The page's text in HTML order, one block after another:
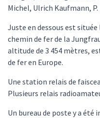
Michel, Ulrich Kaufmann,
Juste en dessous est
chemin de fer de la
altitude de 3 454 mètres,
de fer en Europe.
Une station relais de
Plusieurs relais
Un bureau de poste y a été